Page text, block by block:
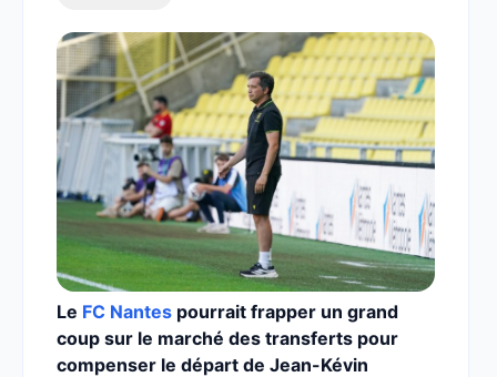
Le FC Nantes pourrait frapper un grand
coup sur le marché des transferts pour
compenser le départ de Jean-Kévin